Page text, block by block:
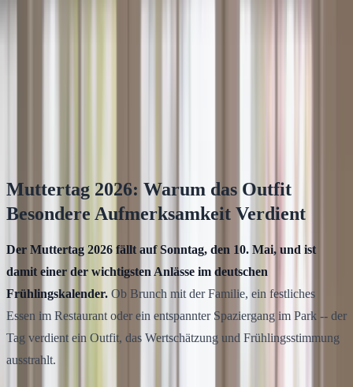
Muttertag 2026: Warum das Outfit
Besondere Aufmerksamkeit Verdient
Der Muttertag 2026 fällt auf Sonntag, den 10. Mai, und ist
damit einer der wichtigsten Anlässe im deutschen
Frühlingskalender. Ob Brunch mit der Familie, ein festliches
Essen im Restaurant oder ein entspannter Spaziergang im Park -- der
Tag verdient ein Outfit, das Wertschätzung und Frühlingsstimmung
ausstrahlt.